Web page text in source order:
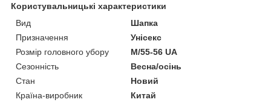
Користувальницькі характеристики
Вид
Шапка
Призначення
Унісекс
Розмір головного убору
M/55-56 UA
Сезонність
Весна/осінь
Стан
Новий
Країна-виробник
Китай